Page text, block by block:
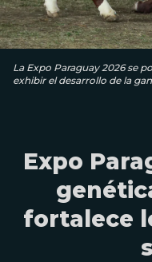
La Expo Paraguay 2026 se
exhibir el desarrollo de la
Expo
fortalece